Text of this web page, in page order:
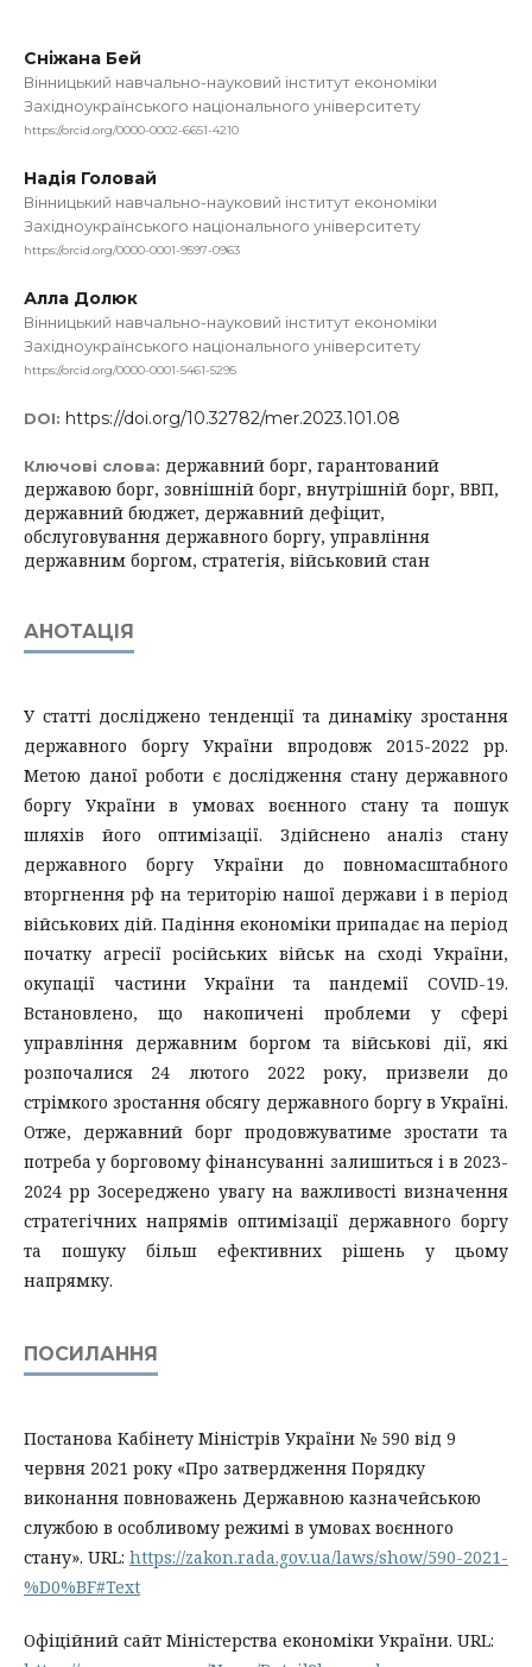
Сніжана Бей
Вінницький навчально-науковий інститут економіки
Західноукраїнського національного університету
https://orcid.org/0000-0002-6651-4210
Надія Головай
Вінницький навчально-науковий інститут економіки
Західноукраїнського національного університету
https://orcid.org/0000-0001-9597-0963
Алла Долюк
Вінницький навчально-науковий інститут економіки
Західноукраїнського національного університету
https://orcid.org/0000-0001-5461-5295
DOI: https://doi.org/10.32782/mer.2023.101.08
Ключові слова: державний борг, гарантований
державою борг, зовнішній борг, внутрішній борг, ВВП,
державний бюджет, державний дефіцит,
обслуговування державного боргу, управління
державним боргом, стратегія, військовий стан
АНОТАЦІЯ
У статті досліджено тенденції та динаміку зростання
державного боргу України впродовж 2015-2022 рр.
Метою даної роботи є дослідження стану державного
боргу України в умовах воєнного стану та пошук
шляхів його оптимізації. Здійснено аналіз стану
державного боргу України до повномасштабного
вторгнення рф на територію нашої держави і в період
військових дій. Падіння економіки припадає на період
початку агресії російських військ на сході України,
окупації частини України та пандемії COVID-19.
Встановлено, що накопичені проблеми у сфері
управління державним боргом та військові дії, які
розпочалися 24 лютого 2022 року, призвели до
стрімкого зростання обсягу державного боргу в Україні.
Отже, державний борг продовжуватиме зростати та
потреба у борговому фінансуванні залишиться і в 2023-
2024 рр Зосереджено увагу на важливості визначення
стратегічних напрямів оптимізації державного боргу
та пошуку більш ефективних рішень у цьому
напрямку.
ПОСИЛАННЯ
Постанова Кабінету Міністрів України № 590 від 9
червня 2021 року «Про затвердження Порядку
виконання повноважень Державною казначейською
службою в особливому режимі в умовах воєнного
стану». URL: https://zakon.rada.gov.ua/laws/show/590-2021-
%D0%BF#Text
Офіційний сайт Міністерства економіки України. URL: